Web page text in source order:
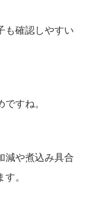
も確認しやすい
すね。
減や煮込み具合
。